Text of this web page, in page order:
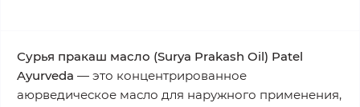
Сурья пракаш масло (Surya Prakash Oil) Patel
Ayurveda — это концентрированное
аюрведическое масло для наружного применения,